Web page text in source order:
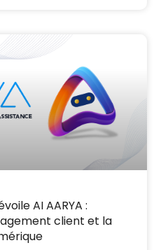
AI AARYA :
client et la